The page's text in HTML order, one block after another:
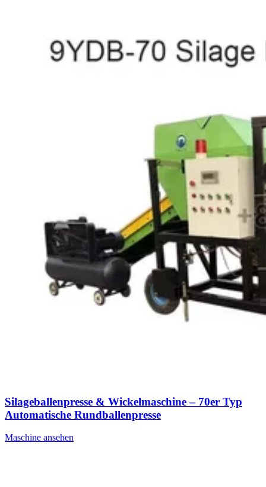
Silageballenpresse & Wickelmaschine – 70er Typ
Automatische Rundballenpresse
Maschine ansehen